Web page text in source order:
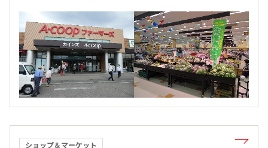
ショップ＆マーケット